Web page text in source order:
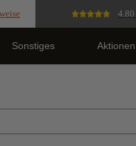
4.80
Sonstiges Aktionen